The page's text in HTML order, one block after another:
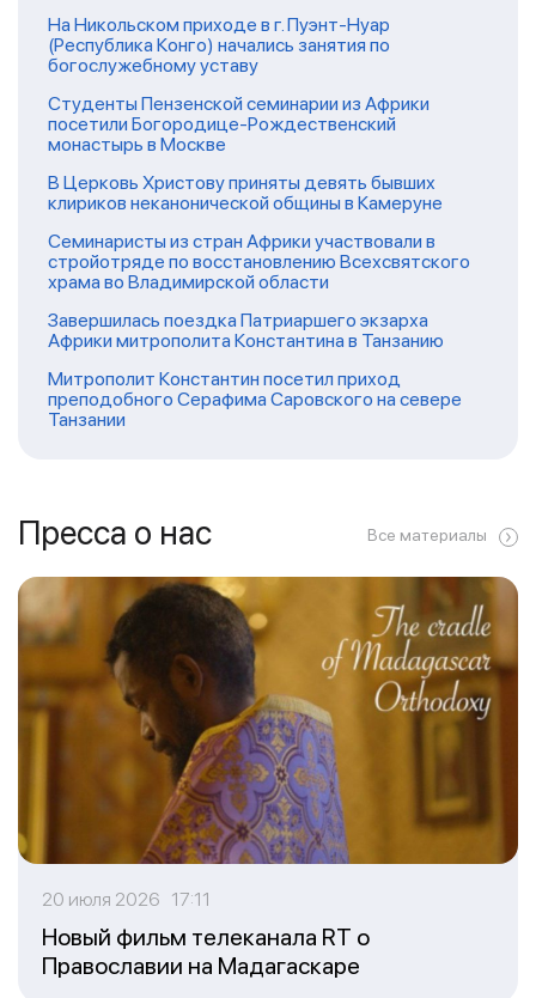
На Никольском приходе в г. Пуэнт-Нуар
(Республика Конго) начались занятия по
богослужебному уставу
Студенты Пензенской семинарии из Африки
посетили Богородице-Рождественский
монастырь в Москве
В Церковь Христову приняты девять бывших
клириков неканонической общины в Камеруне
Семинаристы из стран Африки участвовали в
стройотряде по восстановлению Всехсвятского
храма во Владимирской области
Завершилась поездка Патриаршего экзарха
Африки митрополита Константина в Танзанию
Митрополит Константин посетил приход
преподобного Серафима Саровского на севере
Танзании
Пресса о нас Все материалы
20 июля 2026 17:11
Новый фильм телеканала RT о
Православии на Мадагаскаре